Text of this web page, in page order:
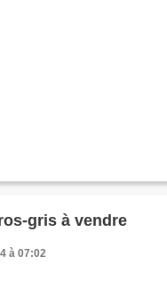
gris à vendre
à 07:02